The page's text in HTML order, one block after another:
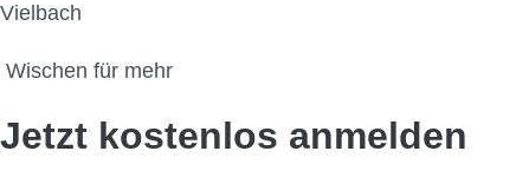
Vielbach
Wischen für mehr
Jetzt kostenlos anmelden